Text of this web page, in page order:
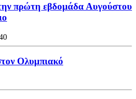
πρώτη εβδομάδα Αυγούστου
Ολυμπιακό